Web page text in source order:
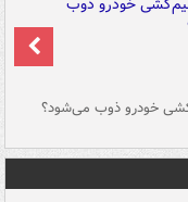
خودرو ذوب می‌شود؟